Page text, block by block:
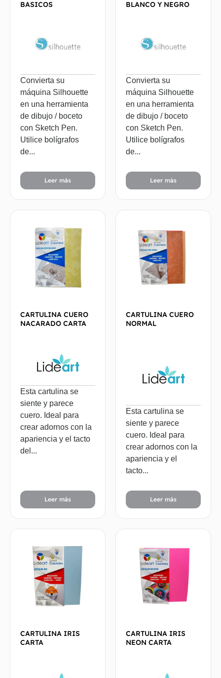
BASICOS
Convierta su
máquina Silhouette
en una herramienta
de dibujo / boceto
con Sketch Pen.
Utilice bolígrafos
de...
Leer más
BLANCO Y NEGRO
Convierta su
máquina Silhouette
en una herramienta
de dibujo / boceto
con Sketch Pen.
Utilice bolígrafos
de...
Leer más
CARTULINA CUERO
NACARADO CARTA
Esta cartulina se
siente y parece
cuero. Ideal para
crear adornos con la
apariencia y el tacto
del...
Leer más
CARTULINA CUERO
NORMAL
Esta cartulina se
siente y parece
cuero. Ideal para
crear adornos con la
apariencia y el
tacto...
Leer más
CARTULINA IRIS
CARTA
CARTULINA IRIS
NEON CARTA